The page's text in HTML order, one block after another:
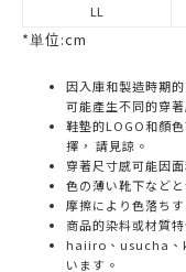
LL
*単位:cm
因入庫和製造時期
可能產生不同的穿著
鞋墊的LOGO和顏
擇， 請見諒。
穿著尺寸感可能因
色の薄い靴下など
摩擦により色落ち
商品的染料或材質
haiiro、usucha、
います。